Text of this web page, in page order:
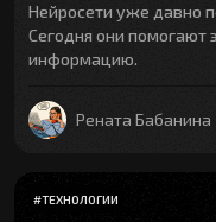
Нейросети уже давно
Сегодня они помогают
информацию.
Рената Бабанина
#ТЕХНОЛОГИИ